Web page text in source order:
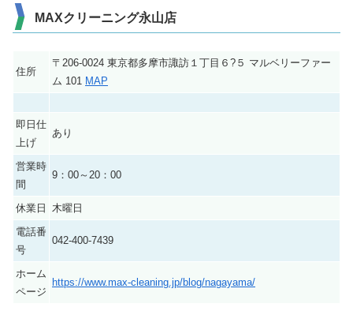
MAXクリーニング永山店
住所
〒206-0024 東京都多摩市諏訪１丁目６?５ マルベリーファー
ム 101 MAP
即日仕
上げ
あり
営業時
間
9：00～20：00
休業日
木曜日
電話番
号
042-400-7439
ホーム
ページ
https://www.max-cleaning.jp/blog/nagayama/